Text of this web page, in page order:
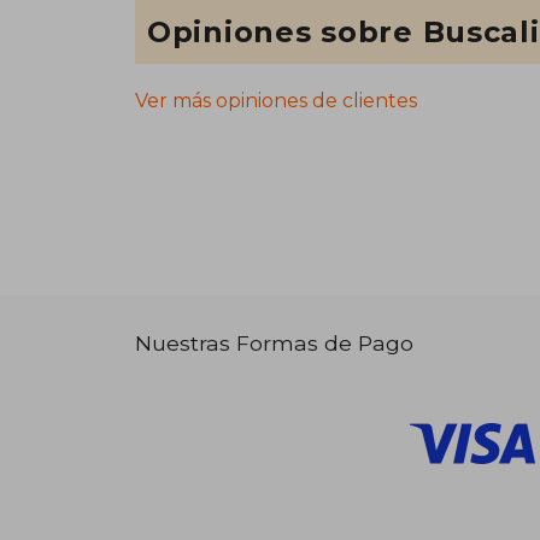
Opiniones sobre
Ver más opiniones de clientes
Nuestras Formas de Pago